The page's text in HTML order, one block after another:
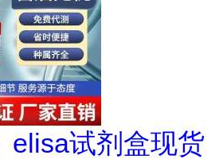
elisa试剂盒现货